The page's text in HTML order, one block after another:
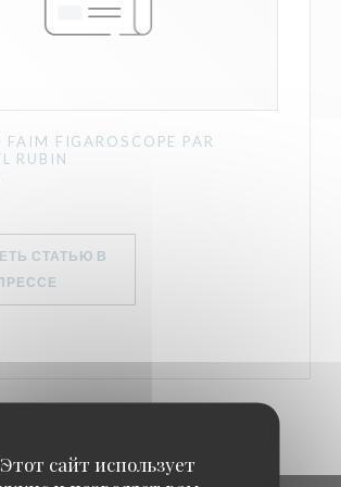
Этот сайт использует
FAIM FIGAROSCOPE PAR
RUBIN
СТАТЬЮ В